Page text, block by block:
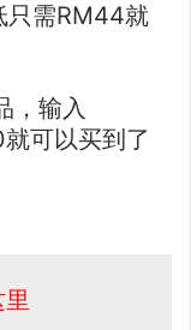
只需RM44就
，输入
可以买到了